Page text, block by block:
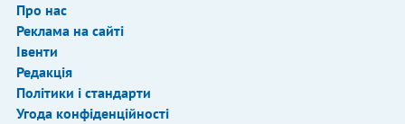
Про нас
Реклама на сайті
Івенти
Редакція
Політики і стандарти
Угода конфіденційності